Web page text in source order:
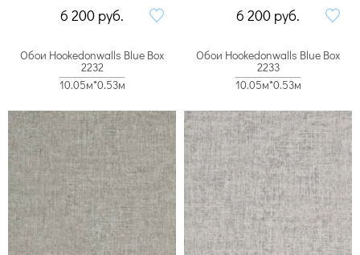
6 200 руб. 6 200 руб.
Обои Hookedonwalls Blue Box
2232
10.05м*0.53м
Обои Hookedonwalls Blue Box
2233
10.05м*0.53м